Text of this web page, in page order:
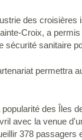
des croisières
Croix, a
sécurité sanitaire
permettra
des Îles
avec la venue
378 passagers